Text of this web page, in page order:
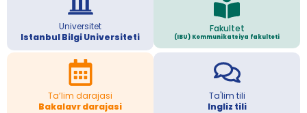
Universitet
Istanbul Bilgi Universiteti
Fakultet
(IBU) Kommunikatsiya fakulteti
Ta’lim darajasi
Bakalavr darajasi
Ta'lim tili
Ingliz tili